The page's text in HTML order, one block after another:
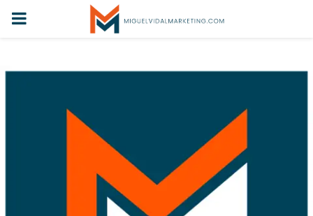
PRIMARY